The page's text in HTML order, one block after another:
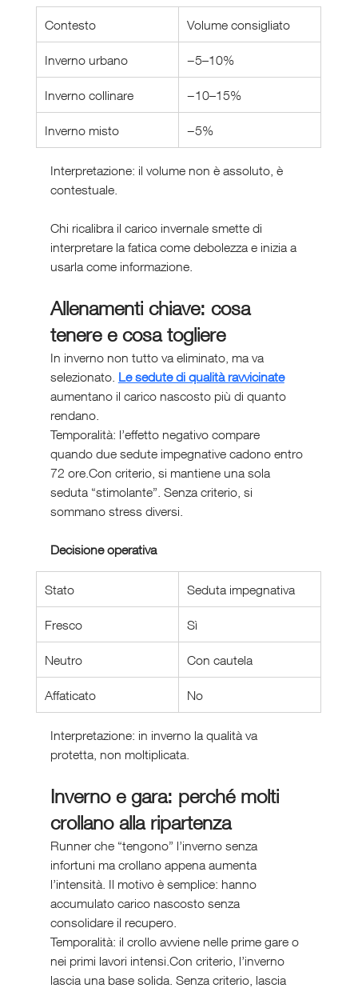
Contesto Volume consigliato
Inverno urbano −5–10%
Inverno collinare −10–15%
Inverno misto −5%
Interpretazione: il volume non è assoluto, è
contestuale.
Chi ricalibra il carico invernale smette di
interpretare la fatica come debolezza e inizia a
usarla come informazione.
Allenamenti chiave: cosa
tenere e cosa togliere
In inverno non tutto va eliminato, ma va
selezionato. Le sedute di qualità ravvicinate
aumentano il carico nascosto più di quanto
rendano.
Temporalità: l’effetto negativo compare
quando due sedute impegnative cadono entro
72 ore.Con criterio, si mantiene una sola
seduta “stimolante”. Senza criterio, si
sommano stress diversi.
Decisione operativa
Stato Seduta impegnativa
Fresco Sì
Neutro Con cautela
Affaticato No
Interpretazione: in inverno la qualità va
protetta, non moltiplicata.
Inverno e gara: perché molti
crollano alla ripartenza
Runner che “tengono” l’inverno senza
infortuni ma crollano appena aumenta
l’intensità. Il motivo è semplice: hanno
accumulato carico nascosto senza
consolidare il recupero.
Temporalità: il crollo avviene nelle prime gare o
nei primi lavori intensi.Con criterio, l’inverno
lascia una base solida. Senza criterio, lascia